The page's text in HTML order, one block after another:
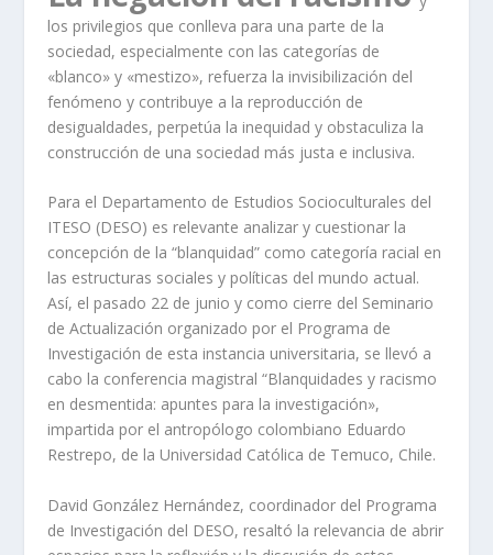
los privilegios que conlleva para una parte de la
sociedad, especialmente con las categorías de
«blanco» y «mestizo», refuerza la invisibilización del
fenómeno y contribuye a la reproducción de
desigualdades, perpetúa la inequidad y obstaculiza la
construcción de una sociedad más justa e inclusiva.
Para el Departamento de Estudios Socioculturales del
ITESO (DESO) es relevante analizar y cuestionar la
concepción de la “blanquidad” como categoría racial en
las estructuras sociales y políticas del mundo actual.
Así, el pasado 22 de junio y como cierre del Seminario
de Actualización organizado por el Programa de
Investigación de esta instancia universitaria, se llevó a
cabo la conferencia magistral “Blanquidades y racismo
en desmentida: apuntes para la investigación»,
impartida por el antropólogo colombiano Eduardo
Restrepo, de la Universidad Católica de Temuco, Chile.
David González Hernández, coordinador del Programa
de Investigación del DESO, resaltó la relevancia de abrir